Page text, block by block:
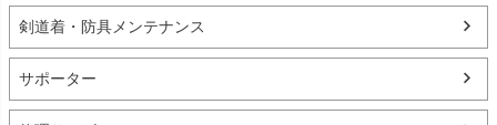
剣道着・防具メンテナンス
サポーター